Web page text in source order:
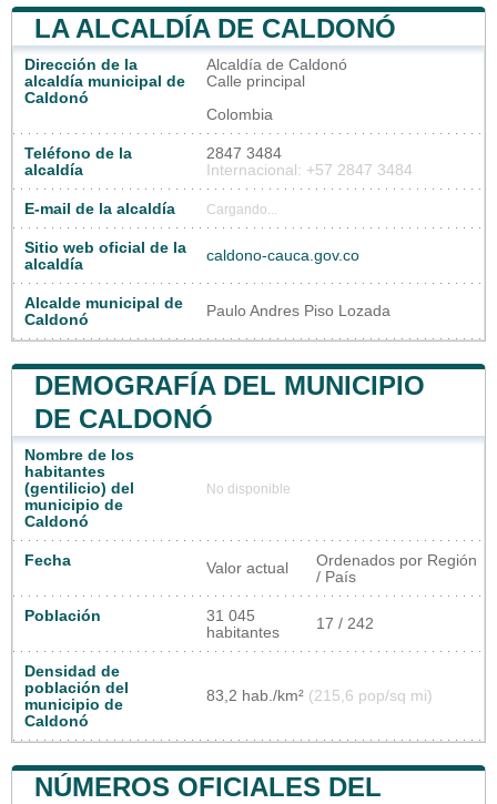
LA ALCALDÍA DE CALDONÓ
Dirección de la
alcaldía municipal de
Caldonó
Alcaldía de Caldonó
Calle principal
Colombia
Teléfono de la
alcaldía
2847 3484
Internacional: +57 2847 3484
E-mail de la alcaldía Cargando...
Sitio web oficial de la
alcaldía
caldono-cauca.gov.co
Alcalde municipal de
Caldonó
Paulo Andres Piso Lozada
DEMOGRAFÍA DEL MUNICIPIO
DE CALDONÓ
Nombre de los
habitantes
(gentilicio) del
municipio de
Caldonó
No disponible
Fecha Valor actual
Ordenados por Región
/ País
Población
31 045
habitantes
17 / 242
Densidad de
población del
municipio de
Caldonó
83,2 hab./km² (215,6 pop/sq mi)
NÚMEROS OFICIALES DEL